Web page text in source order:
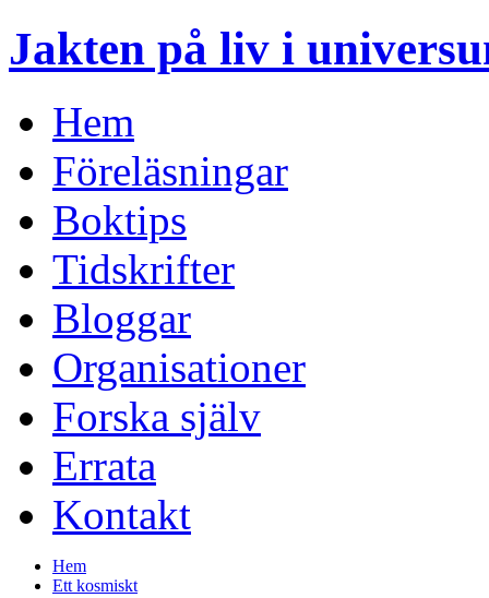
Jakten på liv i
Hem
Föreläsningar
Boktips
Tidskrifter
Bloggar
Organisationer
Forska själv
Errata
Kontakt
Hem
Ett kosmiskt